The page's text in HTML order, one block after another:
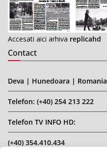
Accesati aici arhiva replicahd
Contact
Deva | Hunedoara | Romania
Telefon: (+40) 254 213 222
Telefon TV INFO HD:
(+40) 354.410.434